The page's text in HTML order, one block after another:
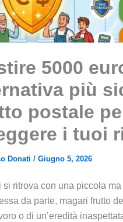
5000
più
postale
i tuoi
Donati / Giugno 5, 2026
si ritrova con una piccola
da parte, magari frutto
o di un’eredità